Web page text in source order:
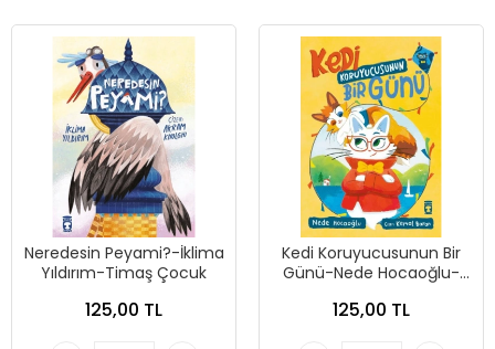
Neredesin Peyami?-İklima
Yıldırım-Timaş Çocuk
125,00 TL
Kedi Koruyucusunun Bir
Günü-Nede Hocaoğlu-
125,00 TL